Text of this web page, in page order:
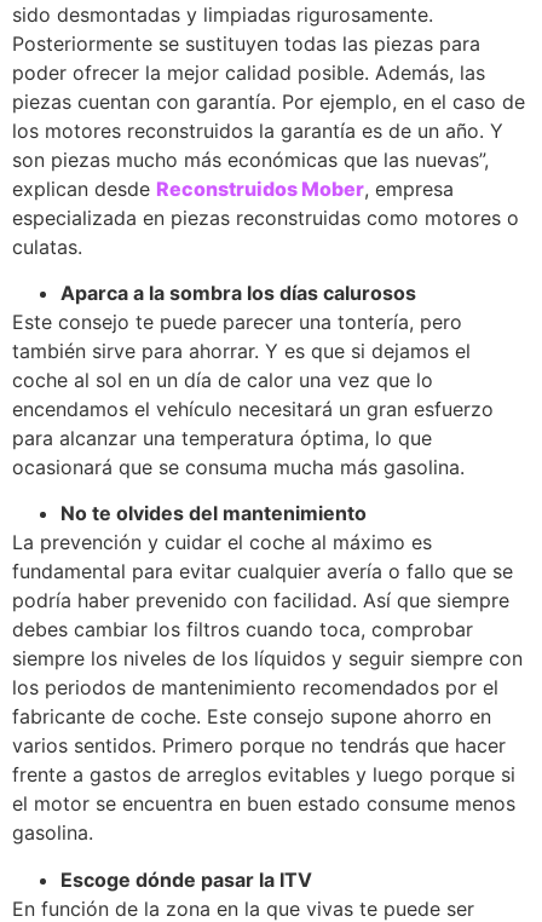
sido desmontadas y limpiadas rigurosamente.
Posteriormente se sustituyen todas las piezas para
poder ofrecer la mejor calidad posible. Además, las
piezas cuentan con garantía. Por ejemplo, en el caso de
los motores reconstruidos la garantía es de un año. Y
son piezas mucho más económicas que las nuevas”,
explican desde Reconstruidos Mober, empresa
especializada en piezas reconstruidas como motores o
culatas.
Aparca a la sombra los días calurosos
Este consejo te puede parecer una tontería, pero
también sirve para ahorrar. Y es que si dejamos el
coche al sol en un día de calor una vez que lo
encendamos el vehículo necesitará un gran esfuerzo
para alcanzar una temperatura óptima, lo que
ocasionará que se consuma mucha más gasolina.
No te olvides del mantenimiento
La prevención y cuidar el coche al máximo es
fundamental para evitar cualquier avería o fallo que se
podría haber prevenido con facilidad. Así que siempre
debes cambiar los filtros cuando toca, comprobar
siempre los niveles de los líquidos y seguir siempre con
los periodos de mantenimiento recomendados por el
fabricante de coche. Este consejo supone ahorro en
varios sentidos. Primero porque no tendrás que hacer
frente a gastos de arreglos evitables y luego porque si
el motor se encuentra en buen estado consume menos
gasolina.
Escoge dónde pasar la ITV
En función de la zona en la que vivas te puede ser